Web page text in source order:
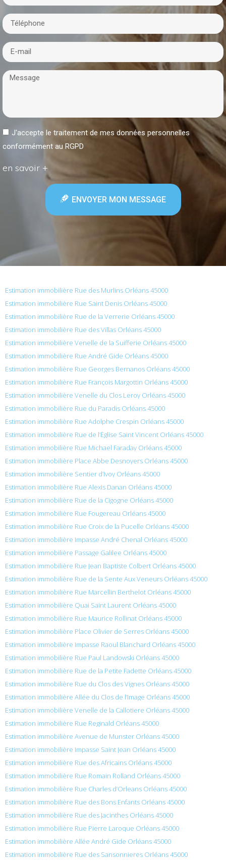
J'accepte le traitement de mes données personnelles
conformément au RGPD
en savoir +
ENVOYER MON MESSAGE
Estimation immobilière Rue des Murlins Orléans 45000
Estimation immobilière Rue Saint Denis Orléans 45000
Estimation immobilière Rue de la Verrerie Orléans 45000
Estimation immobilière Rue des Villas Orléans 45000
Estimation immobilière Venelle de la Suifferie Orléans 45000
Estimation immobilière Rue André Gide Orléans 45000
Estimation immobilière Rue Georges Bernanos Orléans 45000
Estimation immobilière Rue François Margottin Orléans 45000
Estimation immobilière Venelle du Clos Leroy Orléans 45000
Estimation immobilière Rue du Paradis Orléans 45000
Estimation immobilière Rue Adolphe Crespin Orléans 45000
Estimation immobilière Rue de l’Église Saint Vincent Orléans 45000
Estimation immobilière Rue Michael Faraday Orléans 45000
Estimation immobilière Place Abbe Desnoyers Orléans 45000
Estimation immobilière Sentier d’Ivoy Orléans 45000
Estimation immobilière Rue Alexis Danan Orléans 45000
Estimation immobilière Rue de la Cigogne Orléans 45000
Estimation immobilière Rue Fougereau Orléans 45000
Estimation immobilière Rue Croix de la Pucelle Orléans 45000
Estimation immobilière Impasse André Chenal Orléans 45000
Estimation immobilière Passage Galilee Orléans 45000
Estimation immobilière Rue Jean Baptiste Colbert Orléans 45000
Estimation immobilière Rue de la Sente Aux Veneurs Orléans 45000
Estimation immobilière Rue Marcellin Berthelot Orléans 45000
Estimation immobilière Quai Saint Laurent Orléans 45000
Estimation immobilière Rue Maurice Rollinat Orléans 45000
Estimation immobilière Place Olivier de Serres Orléans 45000
Estimation immobilière Impasse Raoul Blanchard Orléans 45000
Estimation immobilière Rue Paul Landowski Orléans 45000
Estimation immobilière Rue de la Petite Fadette Orléans 45000
Estimation immobilière Rue du Clos des Vignes Orléans 45000
Estimation immobilière Allée du Clos de l’Image Orléans 45000
Estimation immobilière Venelle de la Callotiere Orléans 45000
Estimation immobilière Rue Reginald Orléans 45000
Estimation immobilière Avenue de Munster Orléans 45000
Estimation immobilière Impasse Saint Jean Orléans 45000
Estimation immobilière Rue des Africains Orléans 45000
Estimation immobilière Rue Romain Rolland Orléans 45000
Estimation immobilière Rue Charles d’Orleans Orléans 45000
Estimation immobilière Rue des Bons Enfants Orléans 45000
Estimation immobilière Rue des Jacinthes Orléans 45000
Estimation immobilière Rue Pierre Laroque Orléans 45000
Estimation immobilière Allée André Gide Orléans 45000
Estimation immobilière Rue des Sansonnieres Orléans 45000